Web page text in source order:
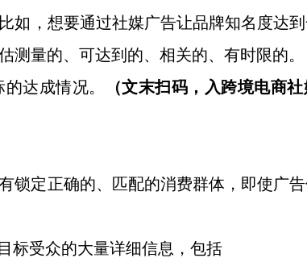
如，想要通过社媒广告让品牌知名度达
测量的、可达到的、相关的、有时限的。
达成情况。 （文末扫码，入跨境电商
锁定正确的、匹配的消费群体，即使广
标受众的大量详细信息，包括